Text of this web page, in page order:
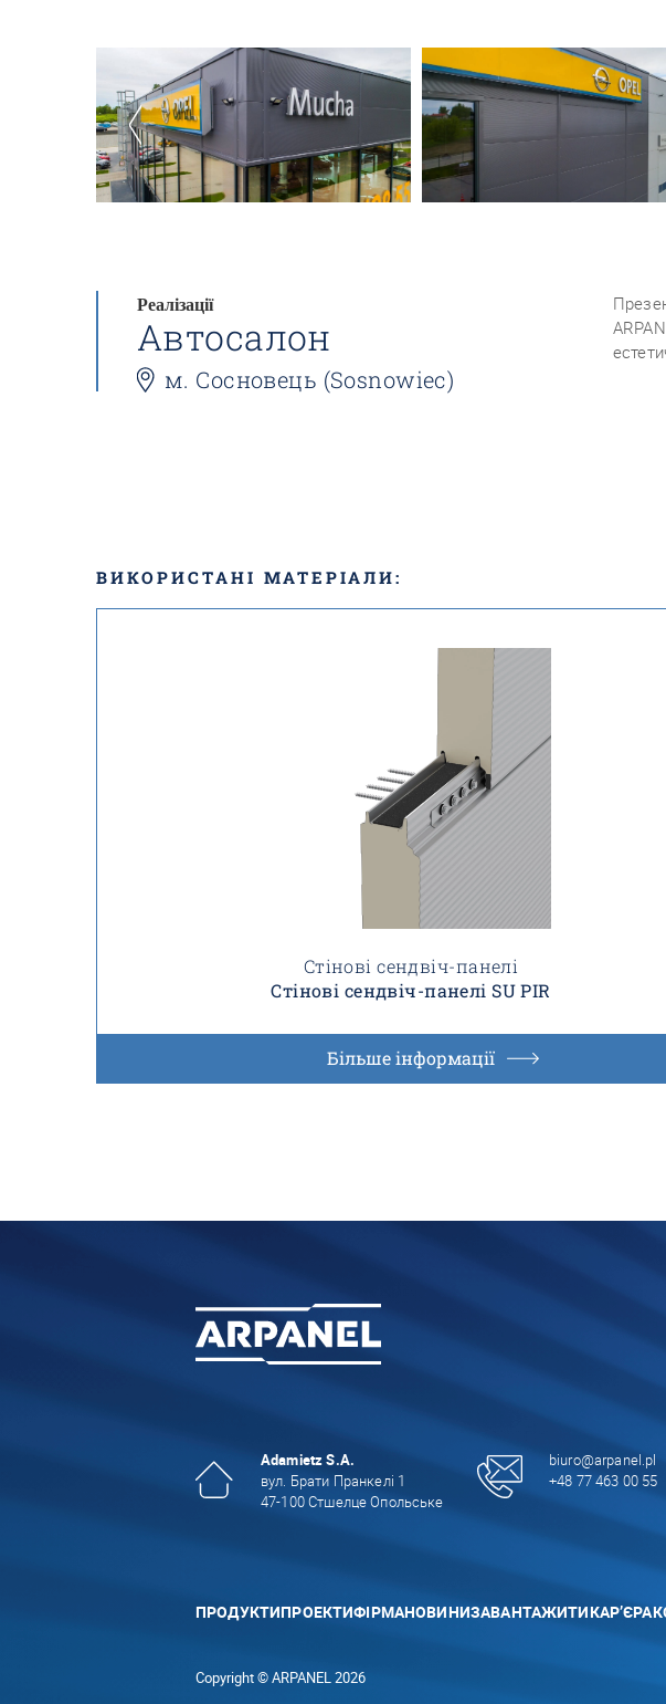
Реалізації
Автосалон
м. Сосновець (Sosnowiec)
ВИКОРИСТАНІ МАТЕРІАЛИ:
Стінові сендвіч-панелі
Стінові сендвіч-панелі SU PIR
Більше інформації
Adamietz S.A.
вул. Брати Пранкелі 1
47-100 Стшелце Опольське
biuro@arpanel.pl
+48 77 463 00 55
ПРОДУКТИПРОЕКТИФІРМАНОВИНИЗАВАНТАЖИТИКАР’ЄРА
Copyright © ARPANEL 2026